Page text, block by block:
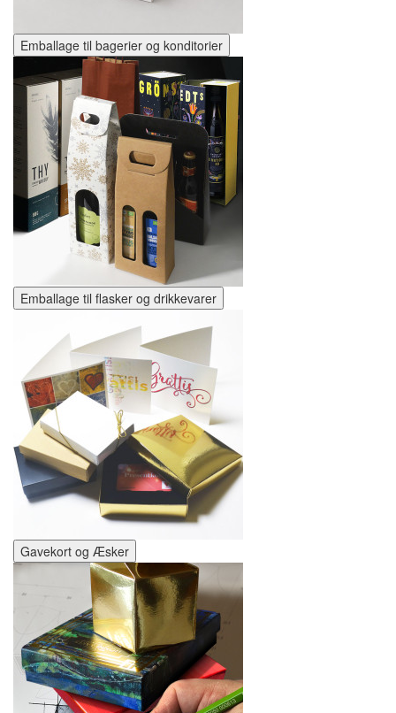
Emballage til bagerier og konditorier
Emballage til flasker og drikkevarer
Gavekort og Æsker